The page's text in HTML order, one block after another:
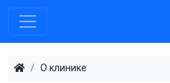
О клинике